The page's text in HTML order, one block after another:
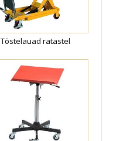
Tõstelauad ratastel